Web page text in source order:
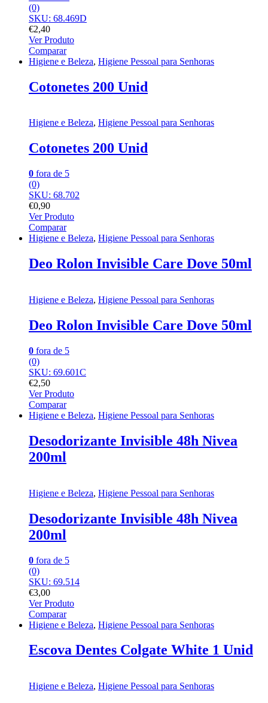
(0)
SKU: 68.469D
€2,40
Ver Produto
Comparar
Higiene e Beleza, Higiene Pessoal para Senhoras
Cotonetes 200 Unid
Higiene e Beleza, Higiene Pessoal para Senhoras
Cotonetes 200 Unid
0 fora de 5
(0)
SKU: 68.702
€0,90
Ver Produto
Comparar
Higiene e Beleza, Higiene Pessoal para Senhoras
Deo Rolon Invisible Care Dove 50ml
Higiene e Beleza, Higiene Pessoal para Senhoras
Deo Rolon Invisible Care Dove 50ml
0 fora de 5
(0)
SKU: 69.601C
€2,50
Ver Produto
Comparar
Higiene e Beleza, Higiene Pessoal para Senhoras
Desodorizante Invisible 48h Nivea
200ml
Higiene e Beleza, Higiene Pessoal para Senhoras
Desodorizante Invisible 48h Nivea
200ml
0 fora de 5
(0)
SKU: 69.514
€3,00
Ver Produto
Comparar
Higiene e Beleza, Higiene Pessoal para Senhoras
Escova Dentes Colgate White 1 Unid
Higiene e Beleza, Higiene Pessoal para Senhoras